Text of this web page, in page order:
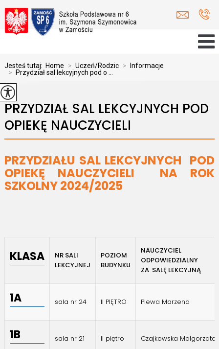
Jesteś tutaj: Home > Uczeń/Rodzic >
Informacje
>
Przydział sal lekcyjnych pod o ...
PRZYDZIAŁ SAL LEKCYJNYCH POD
OPIEKĘ NAUCZYCIELI
PRZYDZIAŁU SAL LEKCYJNYCH POD
OPIEKĘ NAUCZYCIELI NA ROK
SZKOLNY 2024/2025
KLASA
NR SALI
LEKCYJNEJ
POZIOM
BUDYNKU
NAUCZYCIEL
ZA SALĘ LEKCYJNĄ
1A sala nr 24 II PIĘTRO Plewa Marzena
1B sala nr 21 II piętro Czajkowska Małgorzata